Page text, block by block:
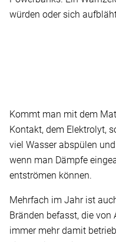
würden oder sich
Kommt man mit dem
Kontakt, dem Elektrolyt,
viel Wasser abspülen
wenn man Dämpfe
entströmen können.
Mehrfach im Jahr ist
Bränden befasst, die
immer mehr damit